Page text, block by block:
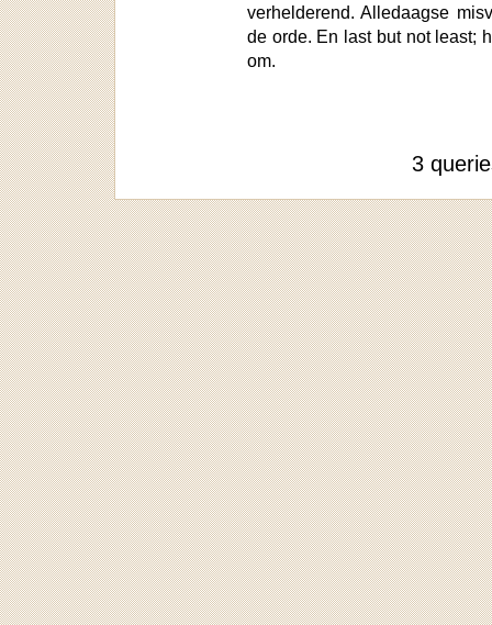
verhelderend. Alledaagse
de orde. En last but not least;
om.
3